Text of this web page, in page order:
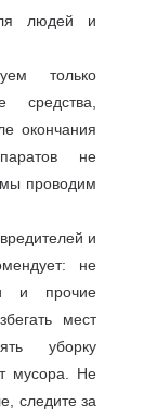
людей и
только
средства,
окончания
не
проводим
и
не
и прочие
мест
уборку
мусора. Не
следите за